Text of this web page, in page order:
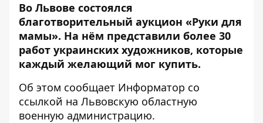
Во Львове состоялся
благотворительный аукцион «Руки для
мамы». На нём представили более 30
работ украинских художников, которые
каждый желающий мог купить.
Об этом сообщает Информатор со
ссылкой на Львовскую областную
военную администрацию.